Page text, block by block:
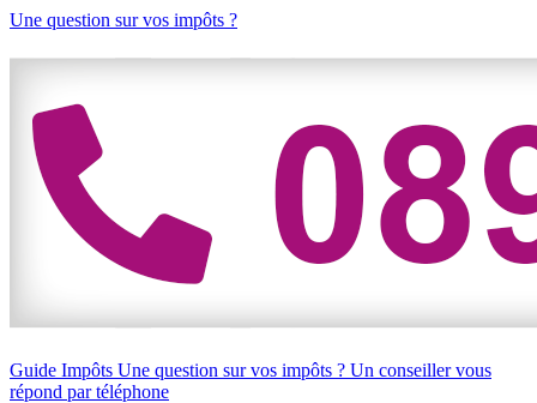
Une question sur vos impôts ?
Guide Impôts Une question sur vos impôts ? Un conseiller vous
répond par téléphone